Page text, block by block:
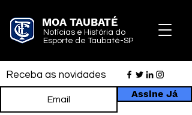
MOA TAUBATÉ
Notícias e História do
Esporte de Taubaté-SP
Receba as novidades
Assine Já